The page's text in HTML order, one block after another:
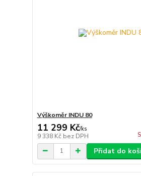
Výškoměr INDU 80
11 299 Kč/ks
9 338 Kč bez DPH
Přidat do